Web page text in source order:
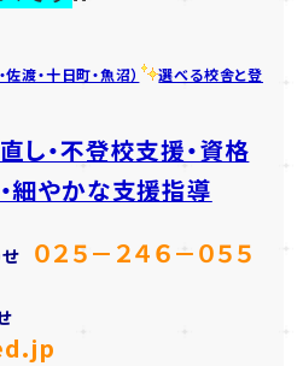
渡・十日町・魚沼）
選べる校舎と登
し・不登校支援・資格
細やかな支援指導
０２５－２４６－０５５